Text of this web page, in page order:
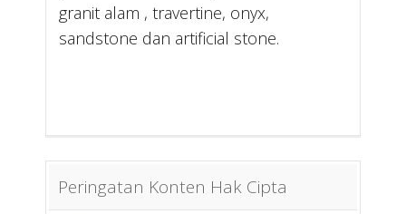
granit alam , travertine, onyx,
sandstone dan artificial stone.
Peringatan Konten Hak Cipta